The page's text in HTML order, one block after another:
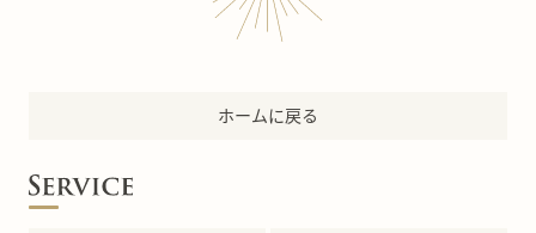
ホームに戻る